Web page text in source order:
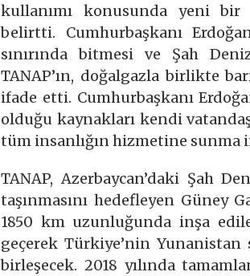
kullanımı konusunda yeni bir
belirtti. Cumhurbaşkanı
sınırında bitmesi ve Şah
TANAP’ın, doğalgazla birlikte
ifade etti. Cumhurbaşkanı
olduğu kaynakları kendi
tüm insanlığın hizmetine
TANAP, Azerbaycan’daki Şah
taşınmasını hedefleyen Güney
1850 km uzunluğunda inşa
geçerek Türkiye’nin Yunanistan
birleşecek. 2018 yılında